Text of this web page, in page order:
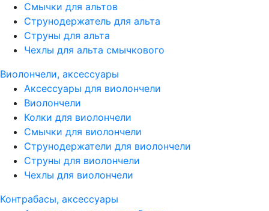
Смычки для альтов
Струнодержатель для альта
Струны для альта
Чехлы для альта смычкового
Виолончели, аксессуары
Аксессуары для виолончели
Виолончели
Колки для виолончели
Смычки для виолончели
Струнодержатели для виолончели
Струны для виолончели
Чехлы для виолончели
Контрабасы, аксессуары